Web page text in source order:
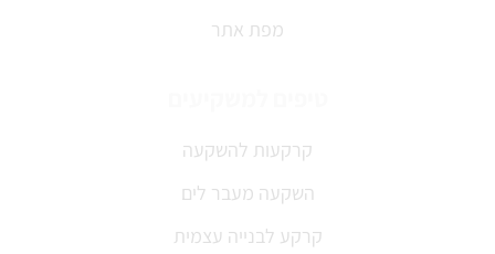
מפת אתר
קרקעות להשקעה
השקעה מעבר לים
קרקע לבנייה עצמית